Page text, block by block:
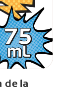
de la